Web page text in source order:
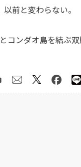
前と変わらない。
コンダオ島を結ぶ